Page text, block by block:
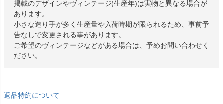
掲載のデザインやヴィンテージ(生産年)は実物と異なる場合が
あります。
小さな造り手が多く生産量や入荷時期が限られるため、事前予
告なしで変更される事があります。
ご希望のヴィンテージなどがある場合は、予めお問い合わせく
ださい。
返品特約について